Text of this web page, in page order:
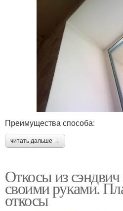
Оконные откосы
Панели для откосов
Откосы на пластиковые
окна
Преимущества способа:
читать дальше →
Откосы из
своими руками.
откосы